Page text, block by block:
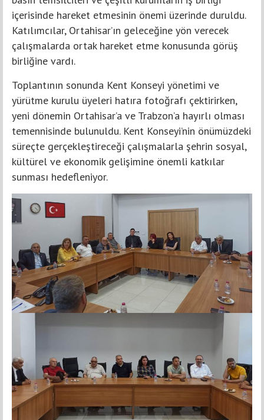
içerisinde hareket etmesinin önemi üzerinde duruldu.
Katılımcılar, Ortahisar’ın geleceğine yön verecek
çalışmalarda ortak hareket etme konusunda görüş
birliğine vardı.
Toplantının sonunda Kent Konseyi yönetimi ve
yürütme kurulu üyeleri hatıra fotoğrafı çektirirken,
yeni dönemin Ortahisar’a ve Trabzon’a hayırlı olması
temennisinde bulunuldu. Kent Konseyi’nin önümüzdeki
süreçte gerçekleştireceği çalışmalarla şehrin sosyal,
kültürel ve ekonomik gelişimine önemli katkılar
sunması hedefleniyor.